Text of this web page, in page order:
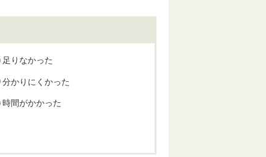
足りなかった
分かりにくかった
時間がかかった